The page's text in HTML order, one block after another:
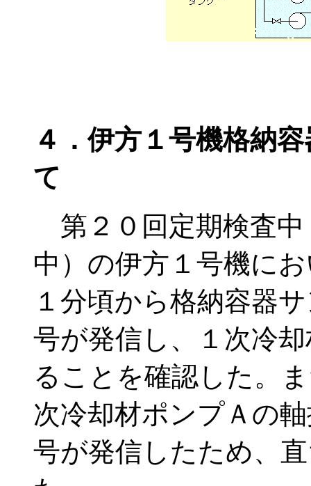
４．伊方１号機格納
て
第２０回定期検査中
中）の伊方１号機に
１分頃から格納容器
号が発信し、１次冷
ることを確認した。
次冷却材ポンプＡの
号が発信したため、